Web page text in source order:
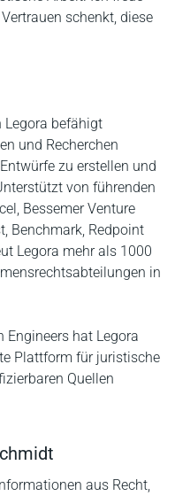
schenkt, diese
Legora befähigt
und Recherchen
zu erstellen und
von führenden
Bessemer Venture
Benchmark, Redpoint
Legora mehr als 1000
in
hat Legora
Plattform für juristische
Quellen
aus Recht,